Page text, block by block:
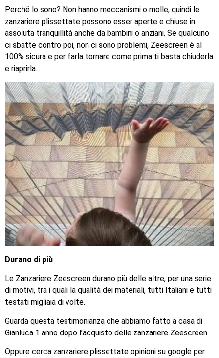
Perché lo sono? Non hanno meccanismi o molle, quindi le
zanzariere plissettate possono esser aperte e chiuse in
assoluta tranquillità anche da bambini o anziani. Se qualcuno
ci sbatte contro poi, non ci sono problemi, Zeescreen è al
100% sicura e per farla tornare come prima ti basta chiuderla
e riaprirla.
Durano di più
Le Zanzariere Zeescreen durano più delle altre, per una serie
di motivi, tra i quali la qualità dei materiali, tutti Italiani e tutti
testati migliaia di volte.
Guarda questa testimonianza che abbiamo fatto a casa di
Gianluca 1 anno dopo l’acquisto delle zanzariere Zeescreen.
Oppure cerca zanzariere plissettate opinioni su google per